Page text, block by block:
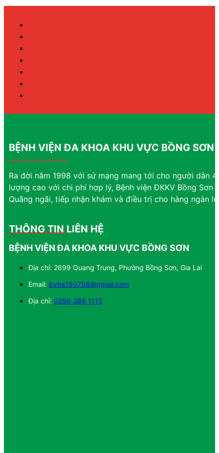
BỆNH VIỆN ĐA KHOA KHU VỰC BỒNG SƠN
Ra đời năm 1998 với sứ mạng mang tới cho người dân
lượng cao với chi phí hợp lý, Bệnh viện ĐKKV Bồng
Quãng ngãi, tiếp nhận khám và điều trị cho hàng ngàn
THÔNG TIN LIÊN HỆ
BỆNH VIỆN ĐA KHOA KHU VỰC BỒNG SƠN
Địa chỉ: 2699 Quang Trung, Phường Bồng Sơn, Gia Lai
Email: bvbs150798@gmail.com
Địa chỉ: 0256 386 1115